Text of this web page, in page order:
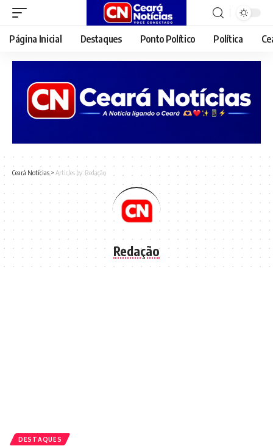
Página Inicial Destaques Ponto Político Política
Ceará Notícias > Articles by: Redação
Redação
DESTAQUES